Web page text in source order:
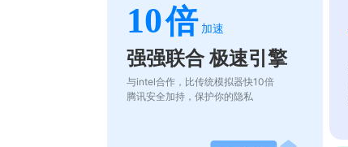
10倍 加速
强强联合 极速引擎
与intel合作，比传统模拟器快10倍
腾讯安全加持，保护你的隐私